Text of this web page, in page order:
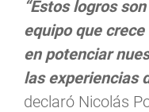
“Estos logros
equipo que
en potenciar
las experiencias
declaró Nicolás